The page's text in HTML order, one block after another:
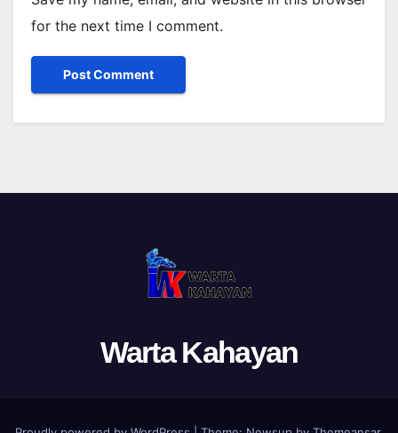
for the next time I comment.
Warta Kahayan